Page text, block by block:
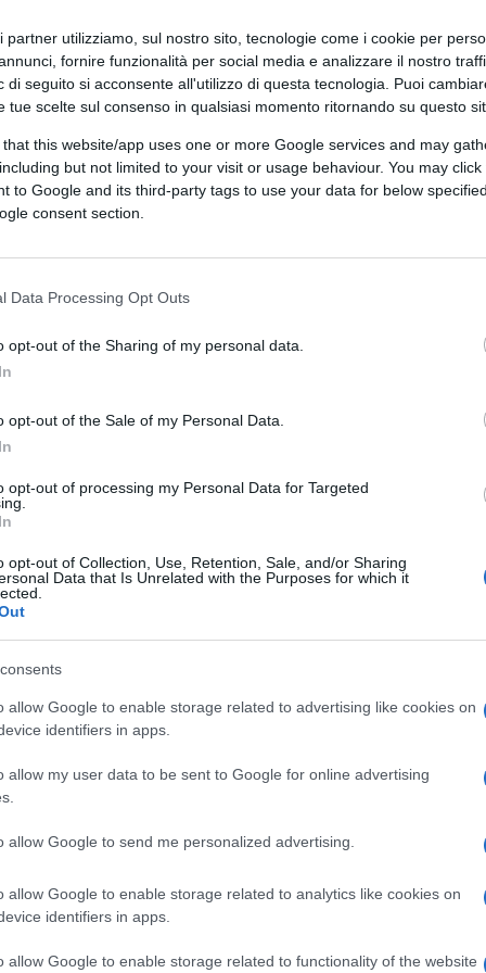
partner utilizziamo, sul nostro sito, tecnologie come i cookie per
fornire funzionalità per social media e analizzare il nostro
di seguito si acconsente all'utilizzo di questa tecnologia. Puoi
tue scelte sul consenso in qualsiasi momento ritornando su questo
that this website/app uses one or more Google services and may
but not limited to your visit or usage behaviour. You may
to Google and its third-party tags to use your data for below
consent section.
Data Processing Opt Outs
opt-out of the Sharing of my personal data.
opt-out of the Sale of my Personal Data.
opt-out of processing my Personal Data for Targeted
opt-out of Collection, Use, Retention, Sale, and/or Sharing
Data that Is Unrelated with the Purposes for which it
allow Google to enable storage related to advertising like cookies on
identifiers in apps.
allow my user data to be sent to Google for online advertising
allow Google to send me personalized advertising.
allow Google to enable storage related to analytics like cookies on
identifiers in apps.
allow Google to enable storage related to functionality of the website
puntate precedenti. Martani ha
d’estate nel vortice mediatico
chiusa nella sua auto mentre
poi ha scatenato mandrie muggenti
tutti i locali esclusivi dell’isola –
– senza per questo risultare positiva al
debitamente pubblicati. Posizioni
sono come minimo scettici non
quanto sulterrorismo sanitario
conviene per tutt’altri motivi. Molti
ma in privato sbottano che è un piacere.
direttive aziendali, esordiscono, il
Avete rispettato le distanze? Eh, non
telefonata intercorsa ieri con il
di non rinnovarmi il contratto è stata
prese di posizione sulla questione
pubbliche e private, ma vicine alle più
Zangrillo, Clementi,Bassetti, Palù,
continuano a diffondere informazioni
di una sconsiderata, posto che
conseguenze di comportamenti privati,
l’estromissione da un ruolo pubblico –
che punto le posizioni, le convinzioni